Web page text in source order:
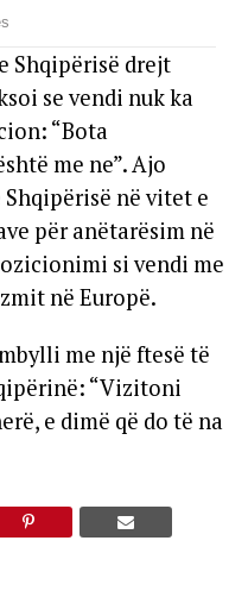
Shqipërisë drejt
se vendi nuk ka
“Bota
me ne”. Ajo
në vitet e
për anëtarësim në
si vendi me
në Europë.
me një ftesë të
“Vizitoni
e dimë që do të na